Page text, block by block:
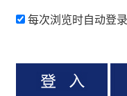
每次浏览时自动登录